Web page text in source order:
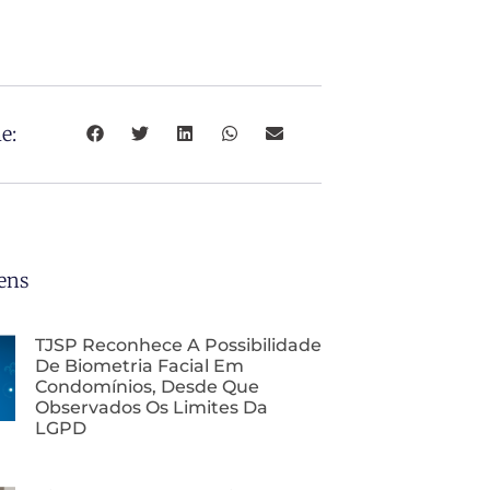
TJSP Reconhece A Possibilidade
De Biometria Facial Em
Condomínios, Desde Que
Observados Os Limites Da
LGPD